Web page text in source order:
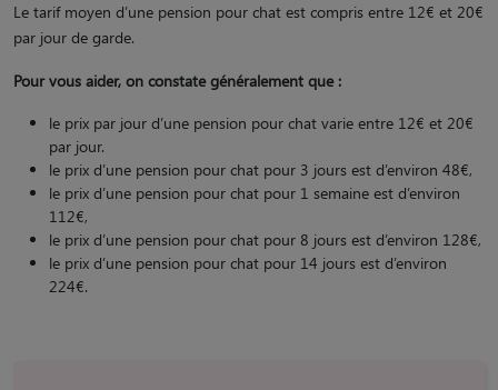
Le tarif moyen d’une pension pour chat est compris entre 12€ et 20€
par jour de garde.
Pour vous aider, on constate généralement que :
le prix par jour d’une pension pour chat varie entre 12€ et 20€
par jour.
le prix d’une pension pour chat pour 3 jours est d’environ 48€,
le prix d’une pension pour chat pour 1 semaine est d’environ
112€,
le prix d’une pension pour chat pour 8 jours est d’environ 128€,
le prix d’une pension pour chat pour 14 jours est d’environ
224€.